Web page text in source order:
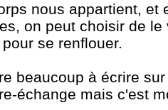
nous appartient, et
on peut choisir de
se renflouer.
beaucoup à écrire
échange mais c'est